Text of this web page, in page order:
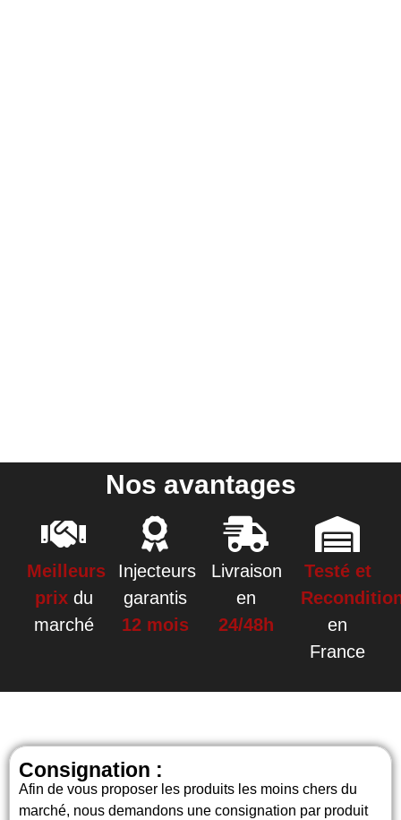
Nos avantages
Meilleurs
prixdu
marché
Injecteurs
garantis
12 mois
Livraison
en
24/48h
Testé et
en
France
Consignation :
Afin de vous proposer les produits les moins chers du
marché, nous demandons une consignation par produit